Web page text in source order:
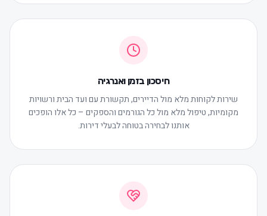
חיסכון בזמן ואנרגיה
שירות לקוחות מלא מול הדיירים, תקשורת עם ועד הבית ורשויות
מקומיות, טיפול מלא מול כל הגורמים והספקים – כל אלו הופכים
אותנו לבחירה בטוחה לבעלי דירות.